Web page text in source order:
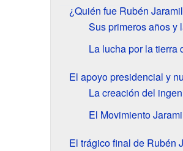
¿Quién fue Rubén
Sus primeros años y
La lucha por la tierra
El apoyo presidencial y
La creación del
El Movimiento
El trágico final de Rubén